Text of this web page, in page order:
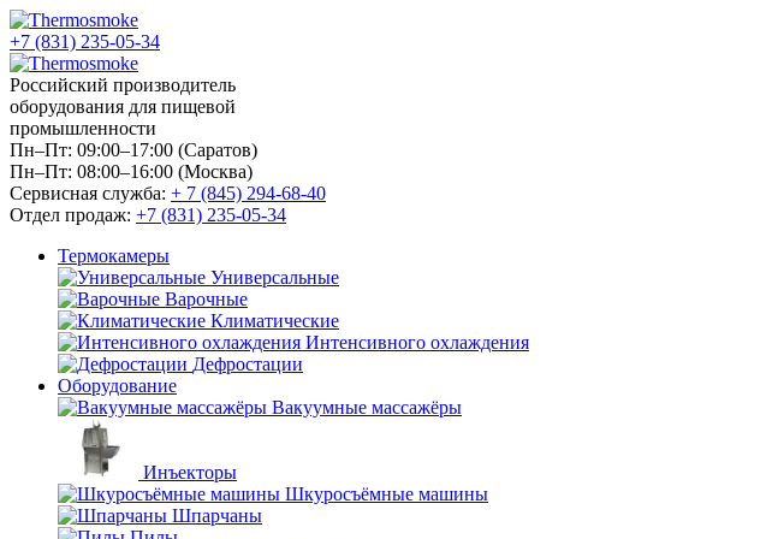
+7 (831) 235-05-34
Российский производитель
оборудования для пищевой
промышленности
Пн–Пт: 09:00–17:00 (Саратов)
Пн–Пт: 08:00–16:00 (Москва)
Сервисная служба: + 7 (845) 294-68-40
Отдел продаж: +7 (831) 235-05-34
Термокамеры
Универсальные
Варочные
Климатические
Интенсивного охлаждения
Дефростации
Оборудование
Вакуумные массажёры
Инъекторы
Шкуросъёмные машины
Шпарчаны